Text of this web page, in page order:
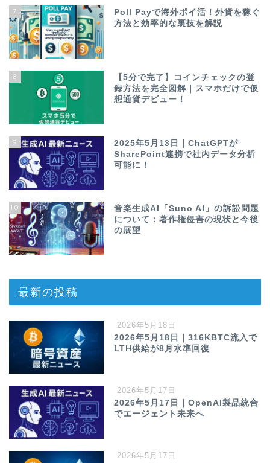
7
Poll Payで海外ポイ活！外貨を稼ぐ
方法と効率的な裏技を解説
8
【5分で完了】コインチェックの登
録方法を完全図解｜スマホだけで仮
想通貨デビュー！
9
2025年5月13日｜ChatGPTが
SharePoint連携で社内データ分析
可能に！
10
音楽生成AI「Suno AI」の訴訟問題
について：著作権侵害の現状と今後
の展望
最新の投稿
2026年5月18日
2026年5月18日｜316KBTC流入で
LTH供給が8月水準回復
2026年5月17日
2026年5月17日｜OpenAI製品統合
でエージェント未来へ
2026年5月17日